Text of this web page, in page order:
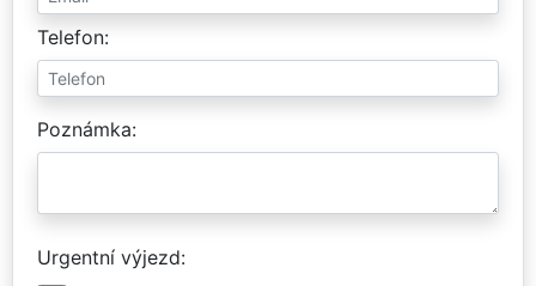
Telefon
Poznámka
Urgentní výjezd